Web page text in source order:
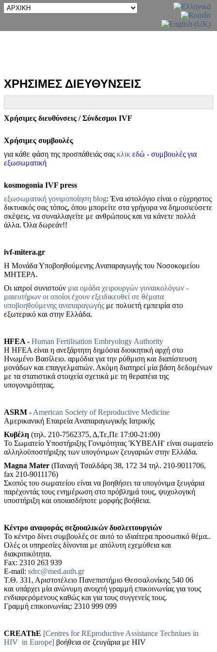
ΧΡΗΣΙΜΕΣ ΔΙΕΥΘΥΝΣΕΙΣ
Χρήσιμες διευθύνσεις / Σύνδεσμοι IVF
Χρήσιμες συμβουλές
για κάθε φάση της προσπάθειάς σας κλικ εδώ - συμβουλές για
εξωσωματική
kosmogonia IVF press
εξωσωματική γονιμοποίηση blog: Ένα ιστολόγιο είναι ο εύχρηστος
δικτυακός σας τόπος, όπου μπορείτε στα γρήγορα να δημοσιεύσετε
σκέψεις, να συναλλαγείτε με ανθρώπους και να κάνετε πολλά
άλλα. Όλα δωρεάν!!
ivf-mitera.gr
Η Μονάδα Υποβοηθούμενης Αναπαραγωγής του Νοσοκομείου
ΜΗΤΕΡΑ.
Οι ιατροί συνιστούν μια ομάδα χειρουργών γυναικολόγων -
μαιευτήρων οι οποίοι έχουν εξειδικευθεί σε θέματα
υποβοηθούμενης αναπαραγωγής με πολυετή εμπειρία στο
εξωτερικό και στην Ελλάδα.
HFEA - Human Fertilisation Embryology Authority
Η HFEA είναι η ανεξάρτητη δημόσια διοικητική αρχή στο
Ηνωμένο Βασίλειο. αρμόδια για την ρύθμιση και διαπίστευση
μονάδων και επαγγελματιών. Ακόμη διατηρεί μία βάση δεδομένων
με τα στατιστικά στοιχεία σχετικά με τη θεραπέια της
υπογονιμότητας.
ASRM - American Society of Reproductive Medicine
Αμερικανική Εταιρεία Αναπαραγωγικής Ιατρικής
Κυβέλη (τηλ. 210-7562375, Δ,Τε,Πε 17:00-21:00)
Το Σωματείο Υποστήριξης Γονιμότητας 'ΚΥΒΕΛΗ' είναι σωματείο
αλληλοϋποστήριξης των υπογόνιμων ζευγαριών στην Ελλάδα.
Magna Mater (Παναγή Τσαλδάρη 38, 172 34 τηλ. 210-9011706,
fax 210-9011176)
Σκοπός του σωματείου είναι να βοηθήσει τα υπογόνιμα ξευγάρια
παρέχοντάς τους ενημέρωση στο πρόβλημά τους, ψυχολογική
υποστήριξη και οποιασδήποτε μορφής βοήθεια.
Κέντρο αναφοράς σεξουαλικών δυσλειτουργιών
Το κέντρο δίνει συμβουλές σε αυτό το ιδιαίτερα προσωπικό θέμα..
Ολές οι υπηρεσίες δίνονται με απόλυτη εχεμύθεια και
διακριτικότητα.
Fax: 2310 263 939
E-mail: sdrc@med.auth.gr
Τ.Θ. 331, Αριστοτέλειο Πανεπιστήμιο Θεσσαλονίκης 540 06
και υπάρχει μία ανώνυμη ανοιχτή γραμμή επικοινωνίας για τους
ενδιαφερόμενους καθώς και για τους συγγενείς τους.
Γραμμή επικοινωνίας: 2310 999 099
CREAThE [Centres for REproductive Assistance Techniues in
HIV in Europe] βοήθεια σε ζευγάρια με HIV